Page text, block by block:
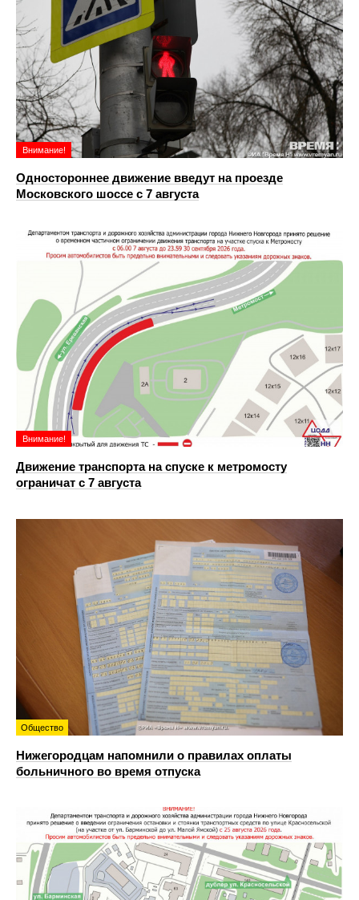
Внимание!
Одностороннее движение введут на проезде
Московского шоссе с 7 августа
Внимание!
Движение транспорта на спуске к метромосту
ограничат с 7 августа
Общество
Нижегородцам напомнили о правилах оплаты
больничного во время отпуска